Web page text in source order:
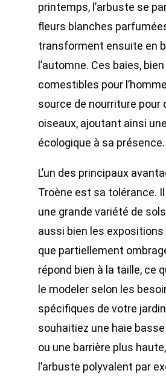
printemps, l’arbuste se
fleurs blanches
transforment ensuite en
l’automne. Ces baies,
comestibles pour
source de nourriture pour
oiseaux, ajoutant ainsi
écologique à sa présence.
L’un des principaux
Troène est sa tolérance. Il
une grande variété de
aussi bien les
que partiellement
répond bien à la taille, ce
le modeler selon les
spécifiques de votre
souhaitiez une haie
ou une barrière plus
l’arbuste polyvalent par